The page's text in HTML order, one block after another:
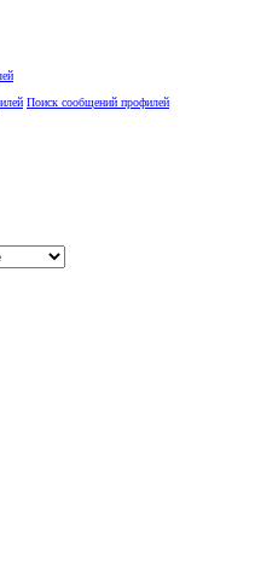
Поиск сообщений профилей